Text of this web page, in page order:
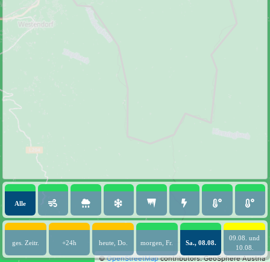
©OpenStreetMapcontributors. GeoSphere Austria
Alle
ges. Zeitr. +24h heute, Do. morgen, Fr. Sa., 08.08.
09.08. und
10.08.